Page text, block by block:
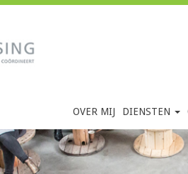
OVER MIJ DIENSTEN